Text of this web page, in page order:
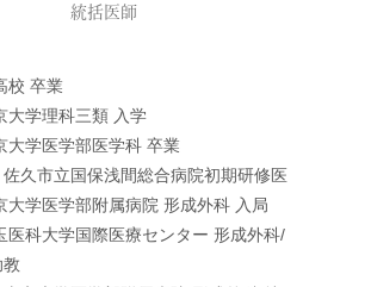
統括医師
校 卒業
大学理科三類 入学
大学医学部医学科 卒業
久市立国保浅間総合病院初期研修医
大学医学部附属病院 形成外科 入局
医科大学国際医療センター 形成外科/